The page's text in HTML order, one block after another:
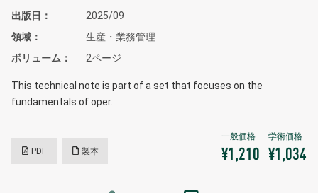
出版日
2025/09
領域
生産・業務管理
ボリューム
2ページ
This technical note is part of a set that focuses on the
fundamentals of oper…
PDF 製本 ¥1,210 ¥1,034